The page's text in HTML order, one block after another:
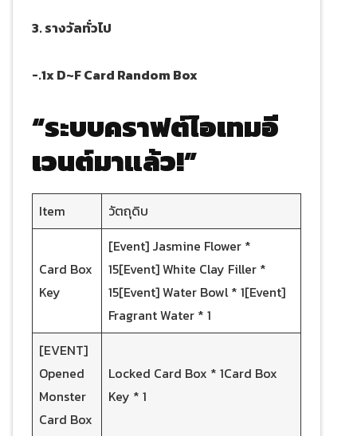
3. รางวัลทั่วไป
-.1x D~F Card Random Box
“ระบบคราฟต์ไอเทมอี
เวนต์มาแล้ว!”
Item วัตถุดิบ
Card Box
Key
[Event] Jasmine Flower *
15[Event] White Clay Filler *
15[Event] Water Bowl * 1[Event]
Fragrant Water * 1
[EVENT]
Opened
Monster
Card Box
Locked Card Box * 1Card Box
Key * 1